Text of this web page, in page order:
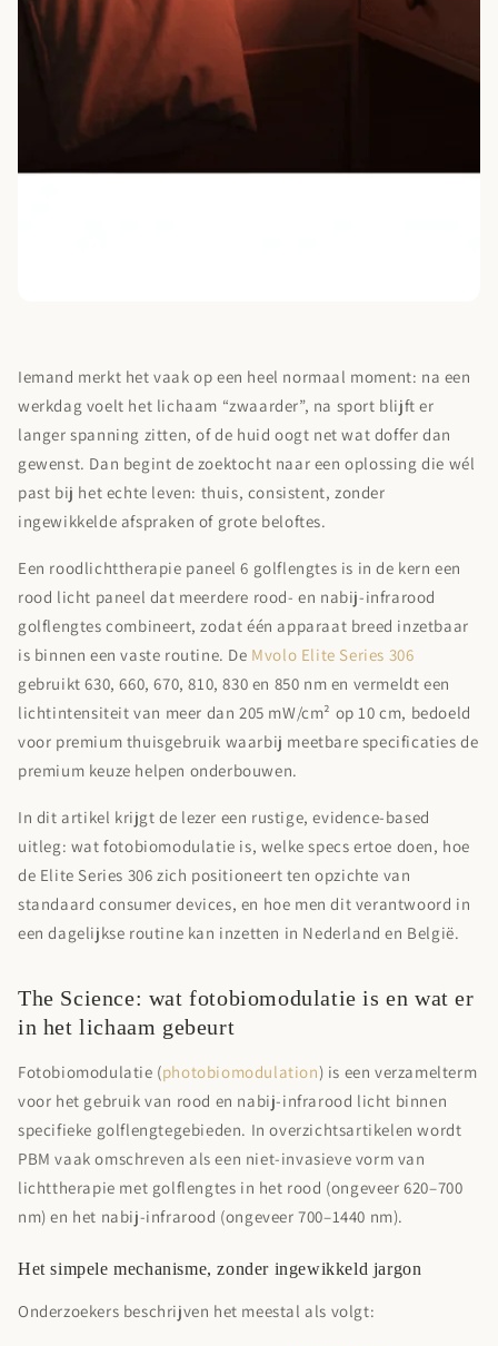
Iemand merkt het vaak op een heel normaal moment: na een
werkdag voelt het lichaam “zwaarder”, na sport blijft er
langer spanning zitten, of de huid oogt net wat doffer dan
gewenst. Dan begint de zoektocht naar een oplossing die wél
past bij het echte leven: thuis, consistent, zonder
ingewikkelde afspraken of grote beloftes.
Een roodlichttherapie paneel 6 golflengtes is in de kern een
rood licht paneel dat meerdere rood- en nabij-infrarood
golflengtes combineert, zodat één apparaat breed inzetbaar
is binnen een vaste routine. De Mvolo Elite Series 306
gebruikt630, 660, 670, 810, 830 en 850 nm en vermeldt een
lichtintensiteit van meer dan 205 mW/cm² op 10 cm, bedoeld
voor premium thuisgebruik waarbij meetbare specificaties de
premium keuze helpen onderbouwen.
In dit artikel krijgt de lezer een rustige, evidence-based
uitleg: wat fotobiomodulatie is, welke specs ertoe doen, hoe
de Elite Series 306 zich positioneert ten opzichte van
standaard consumer devices, en hoe men dit verantwoord in
een dagelijkse routine kan inzetten in Nederland en België.
The Science: wat fotobiomodulatie is en wat er
in het lichaam gebeurt
Fotobiomodulatie (photobiomodulation) is een verzamelterm
voor het gebruik van rood en nabij-infrarood licht binnen
specifieke golflengtegebieden. In overzichtsartikelen wordt
PBM vaak omschreven als een niet-invasieve vorm van
lichttherapie met golflengtes in het rood (ongeveer 620–700
nm) en het nabij-infrarood (ongeveer 700–1440 nm).
Het simpele mechanisme, zonder ingewikkeld jargon
Onderzoekers beschrijven het meestal als volgt: